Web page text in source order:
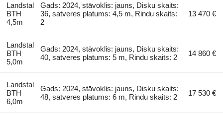
Landstal
BTH
4,5m
Gads: 2024, stāvoklis: jauns, Disku skaits:
36, satveres platums: 4,5 m, Rindu skaits:
2
13 470 €
Landstal
BTH
5,0m
Gads: 2024, stāvoklis: jauns, Disku skaits:
40, satveres platums: 5 m, Rindu skaits: 2
14 860 €
Landstal
BTH
6,0m
Gads: 2024, stāvoklis: jauns, Disku skaits:
48, satveres platums: 6 m, Rindu skaits: 2
17 530 €